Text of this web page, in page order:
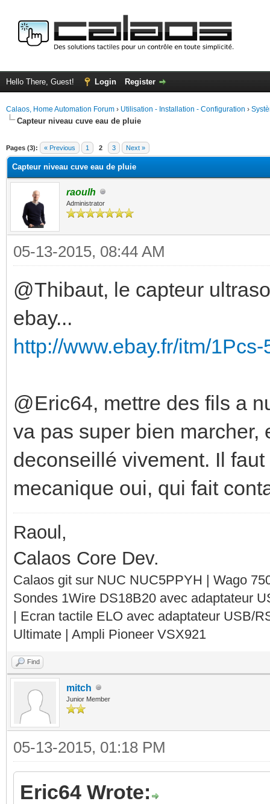
Hello There, Guest! Login Register
Calaos, Home Automation Forum › Utilisation - Installation - Configuration ›
Capteur niveau cuve eau de pluie
Pages (3): « Previous 1 2 3 Next »
Capteur niveau cuve eau de pluie
raoulh
Administrator
05-13-2015, 08:44 AM
@Thibaut, le capteur
ebay...
http://www.ebay.fr/itm/
@Eric64, mettre des fils a
va pas super bien marcher,
deconseillé vivement. Il
mecanique oui, qui fait
Raoul,
Calaos Core Dev.
Calaos git sur NUC NUC5PPYH | Wago
Sondes 1Wire DS18B20 avec adaptateur
| Ecran tactile ELO avec adaptateur USB/
Ultimate | Ampli Pioneer VSX921
Find
mitch
Junior Member
05-13-2015, 01:18 PM
Eric64 Wrote: